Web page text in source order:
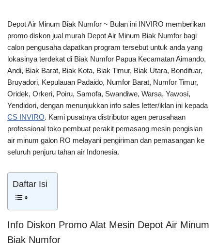
Depot Air Minum Biak Numfor ~ Bulan ini INVIRO memberikan
promo diskon jual murah Depot Air Minum Biak Numfor bagi
calon pengusaha dapatkan program tersebut untuk anda yang
lokasinya terdekat di Biak Numfor Papua Kecamatan Aimando,
Andi, Biak Barat, Biak Kota, Biak Timur, Biak Utara, Bondifuar,
Bruyadori, Kepulauan Padaido, Numfor Barat, Numfor Timur,
Oridek, Orkeri, Poiru, Samofa, Swandiwe, Warsa, Yawosi,
Yendidori, dengan menunjukkan info sales letter/iklan ini kepada
CS INVIRO. Kami pusatnya distributor agen perusahaan
professional toko pembuat perakit pemasang mesin pengisian
air minum galon RO melayani pengiriman dan pemasangan ke
seluruh penjuru tahan air Indonesia.
Daftar Isi
Info Diskon Promo Alat Mesin Depot Air Minum
Biak Numfor